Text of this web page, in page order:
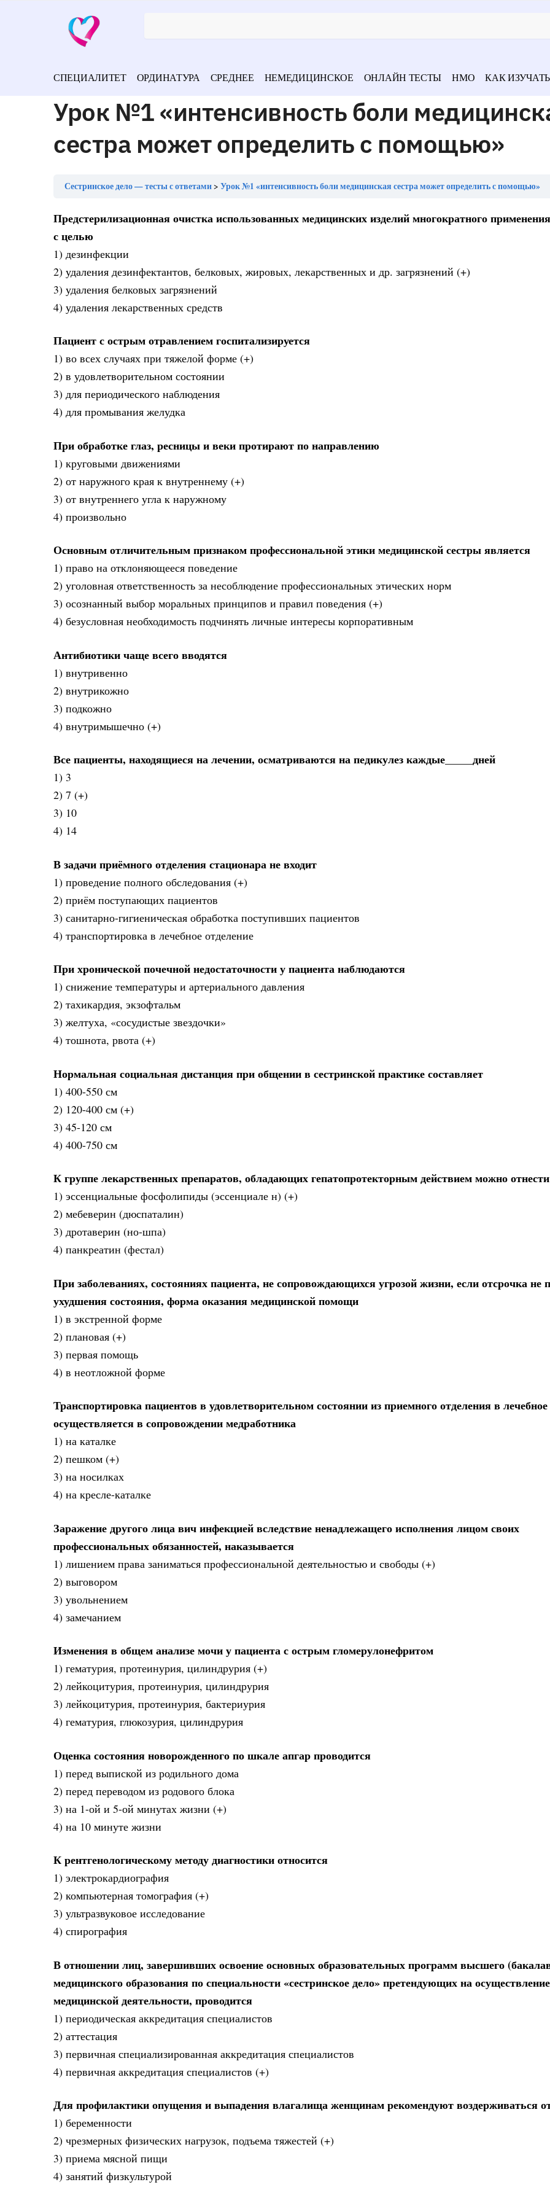
СПЕЦИАЛИТЕТ ОРДИНАТУРА СРЕДНЕЕ НЕМЕДИЦИНСКОЕ ОНЛАЙН ТЕСТЫ НМО КАК ИЗУЧАТЬ
Урок №1 «интенсивность боли
сестра может определить с помощью»
Сестринское дело — тесты с ответами Урок №1 «интенсивность боли медицинская сестра может определить с помощью»
Предстерилизационная очистка использованных медицинских изделий многократного
с целью
1) дезинфекции
2) удаления дезинфектантов, белковых, жировых, лекарственных и др. загрязнений (+)
3) удаления белковых загрязнений
4) удаления лекарственных средств
Пациент с острым отравлением госпитализируется
1) во всех случаях при тяжелой форме (+)
2) в удовлетворительном состоянии
3) для периодического наблюдения
4) для промывания желудка
При обработке глаз, ресницы и веки протирают по направлению
1) круговыми движениями
2) от наружного края к внутреннему (+)
3) от внутреннего угла к наружному
4) произвольно
Основным отличительным признаком профессиональной этики медицинской сестры является
1) право на отклоняющееся поведение
2) уголовная ответственность за несоблюдение профессиональных этических норм
3) осознанный выбор моральных принципов и правил поведения (+)
4) безусловная необходимость подчинять личные интересы корпоративным
Антибиотики чаще всего вводятся
1) внутривенно
2) внутрикожно
3) подкожно
4) внутримышечно (+)
Все пациенты, находящиеся на лечении, осматриваются на педикулез каждые_____дней
1) 3
2) 7 (+)
3) 10
4) 14
В задачи приёмного отделения стационара не входит
1) проведение полного обследования (+)
2) приём поступающих пациентов
3) санитарно-гигиеническая обработка поступивших пациентов
4) транспортировка в лечебное отделение
При хронической почечной недостаточности у пациента наблюдаются
1) снижение температуры и артериального давления
2) тахикардия, экзофтальм
3) желтуха, «сосудистые звездочки»
4) тошнота, рвота (+)
Нормальная социальная дистанция при общении в сестринской практике составляет
1) 400-550 см
2) 120-400 см (+)
3) 45-120 см
4) 400-750 см
К группе лекарственных препаратов, обладающих гепатопротекторным действием можно отнести
1) эссенциальные фосфолипиды (эссенциале н) (+)
2) мебеверин (дюспаталин)
3) дротаверин (но-шпа)
4) панкреатин (фестал)
При заболеваниях, состояниях пациента, не сопровождающихся угрозой жизни, если отсрочка не
ухудшения состояния, форма оказания медицинской помощи
1) в экстренной форме
2) плановая (+)
3) первая помощь
4) в неотложной форме
Транспортировка пациентов в удовлетворительном состоянии из приемного отделения в лечебное
осуществляется в сопровождении медработника
1) на каталке
2) пешком (+)
3) на носилках
4) на кресле-каталке
Заражение другого лица вич инфекцией вследствие ненадлежащего исполнения лицом своих
профессиональных обязанностей, наказывается
1) лишением права заниматься профессиональной деятельностью и свободы (+)
2) выговором
3) увольнением
4) замечанием
Изменения в общем анализе мочи у пациента с острым гломерулонефритом
1) гематурия, протеинурия, цилиндрурия (+)
2) лейкоцитурия, протеинурия, цилиндрурия
3) лейкоцитурия, протеинурия, бактериурия
4) гематурия, глюкозурия, цилиндрурия
Оценка состояния новорожденного по шкале апгар проводится
1) перед выпиской из родильного дома
2) перед переводом из родового блока
3) на 1-ой и 5-ой минутах жизни (+)
4) на 10 минуте жизни
К рентгенологическому методу диагностики относится
1) электрокардиография
2) компьютерная томография (+)
3) ультразвуковое исследование
4) спирография
В отношении лиц, завершивших освоение основных образовательных программ высшего
медицинского образования по специальности «сестринское дело» претендующих на осуществление
медицинской деятельности, проводится
1) периодическая аккредитация специалистов
2) аттестация
3) первичная специализированная аккредитация специалистов
4) первичная аккредитация специалистов (+)
Для профилактики опущения и выпадения влагалища женщинам рекомендуют воздерживаться
1) беременности
2) чрезмерных физических нагрузок, подъема тяжестей (+)
3) приема мясной пищи
4) занятий физкультурой